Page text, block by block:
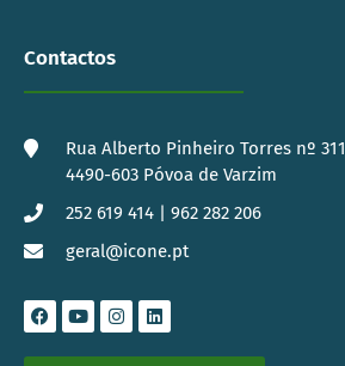
Contactos
Rua Alberto Pinheiro Torres nº 311
4490-603 Póvoa de Varzim
252 619 414 | 962 282 206
geral@icone.pt